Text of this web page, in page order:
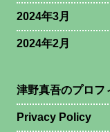
2024年3月
2024年2月
津野真吾のプロフ
Privacy Policy